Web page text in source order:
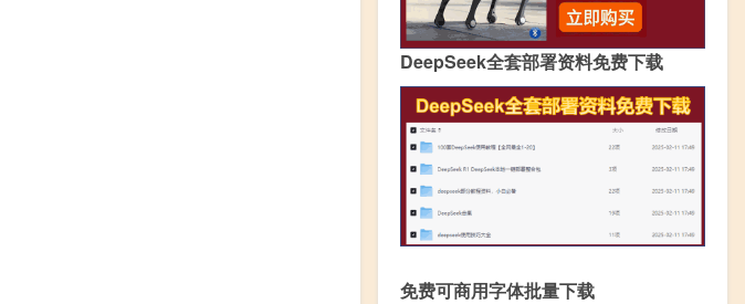
DeepSeek全套部署资料免费下载
免费可商用字体批量下载